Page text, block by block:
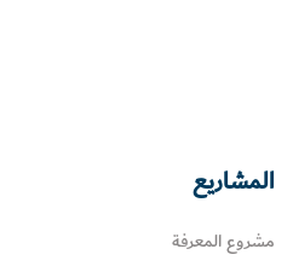
المشاريع
مشروع المعرفة